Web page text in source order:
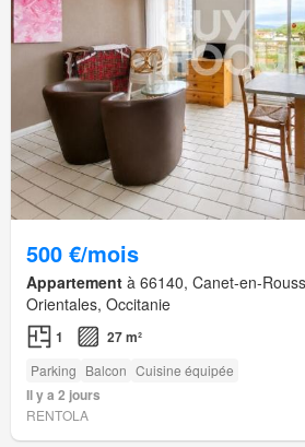
500 €/mois
Appartement à 66140, Canet-en-
Orientales, Occitanie
1 27 m²
Parking Balcon Cuisine équipée
Il y a 2 jours
RENTOLA